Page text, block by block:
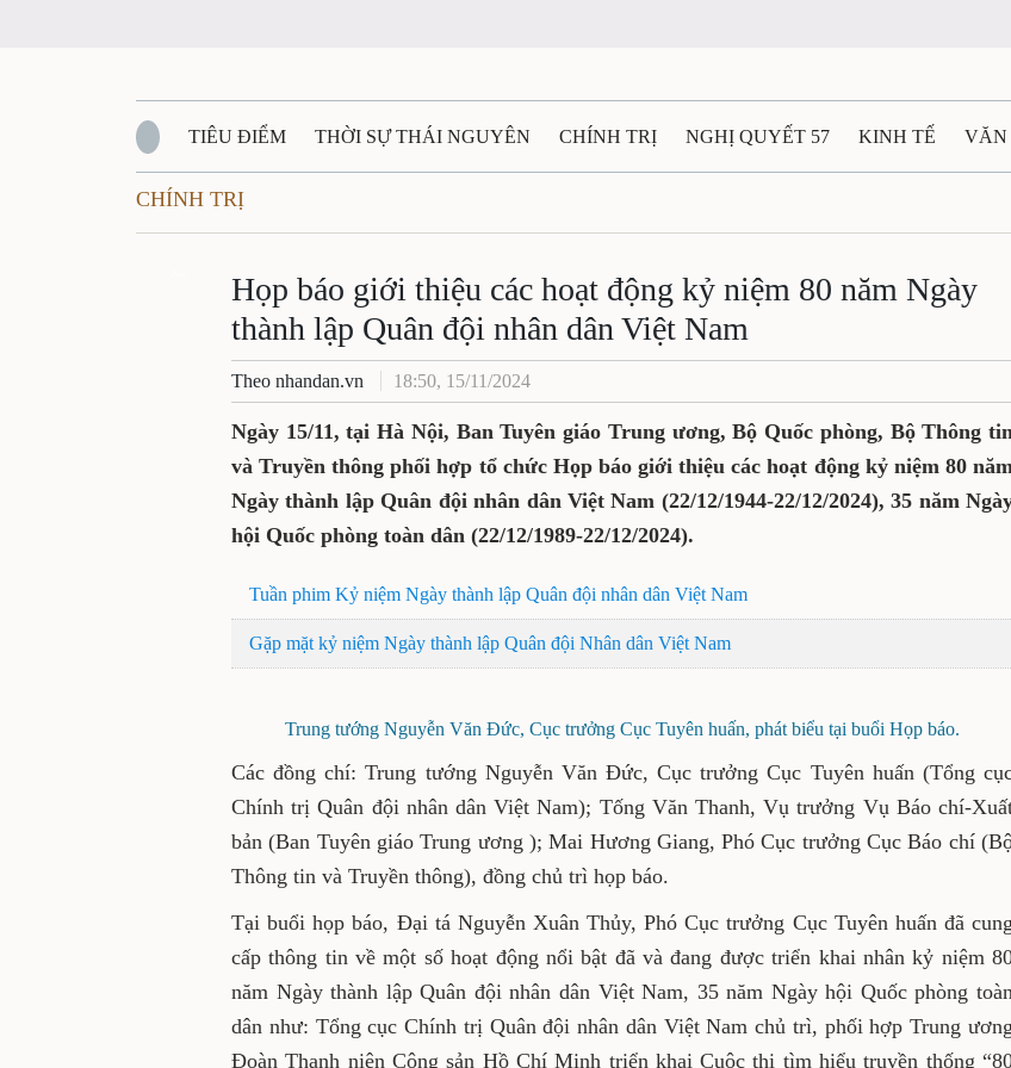
TIÊU ĐIỂM THỜI SỰ THÁI NGUYÊN CHÍNH TRỊ NGHỊ QUYẾT 57 KINH TẾ VĂN
QUỐC PHÒNG - AN NINH
QUÊ HƯƠNG - ĐẤT NƯỚC QUỐC TẾ TÀI NGUYÊN - MÔI TRƯỜNG THỂ THAO
VĂN BẢN, CHÍNH SÁCH MỚI VĂN NGHỆ THÁI NGUYÊN
CHÍNH TRỊ
Họp báo giới thiệu các hoạt động kỷ niệm 80 năm Ngày
thành lập Quân đội nhân dân Việt Nam
Theo nhandan.vn 18:50, 15/11/2024
Ngày 15/11, tại Hà Nội, Ban Tuyên giáo Trung ương, Bộ Quốc phòng, Bộ Thông
và Truyền thông phối hợp tổ chức Họp báo giới thiệu các hoạt động kỷ niệm 80
Ngày thành lập Quân đội nhân dân Việt Nam (22/12/1944-22/12/2024), 35 năm
hội Quốc phòng toàn dân (22/12/1989-22/12/2024).
Tuần phim Kỷ niệm Ngày thành lập Quân đội nhân dân Việt Nam
Gặp mặt kỷ niệm Ngày thành lập Quân đội Nhân dân Việt Nam
Trung tướng Nguyễn Văn Đức, Cục trưởng Cục Tuyên huấn, phát biểu tại buổi Họp báo.
Các đồng chí: Trung tướng Nguyễn Văn Đức, Cục trưởng Cục Tuyên huấn (Tổng
Chính trị Quân đội nhân dân Việt Nam); Tống Văn Thanh, Vụ trưởng Vụ Báo chí-
bản (Ban Tuyên giáo Trung ương ); Mai Hương Giang, Phó Cục trưởng Cục Báo chí
Thông tin và Truyền thông), đồng chủ trì họp báo.
Tại buổi họp báo, Đại tá Nguyễn Xuân Thủy, Phó Cục trưởng Cục Tuyên huấn đã cung
cấp thông tin về một số hoạt động nổi bật đã và đang được triển khai nhân kỷ niệm
năm Ngày thành lập Quân đội nhân dân Việt Nam, 35 năm Ngày hội Quốc phòng
dân như: Tổng cục Chính trị Quân đội nhân dân Việt Nam chủ trì, phối hợp Trung ương
Đoàn Thanh niên Cộng sản Hồ Chí Minh triển khai Cuộc thi tìm hiểu truyền thống